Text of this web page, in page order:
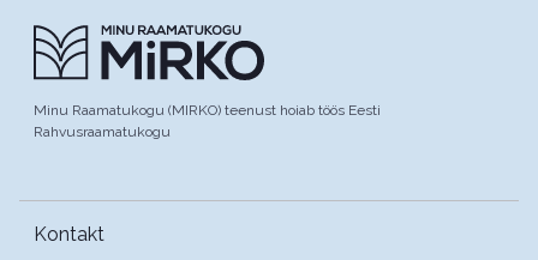
Minu Raamatukogu (MIRKO) teenust hoiab töös Eesti
Rahvusraamatukogu
Kontakt